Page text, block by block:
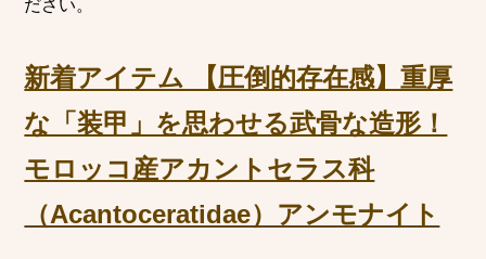
ださい。
新着アイテム 【圧倒的存在感】重厚
な「装甲」を思わせる武骨な造形！
モロッコ産アカントセラス科
（Acantoceratidae）アンモナイト